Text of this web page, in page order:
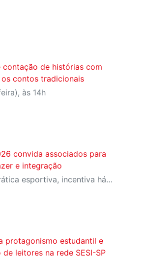
contação de histórias com
contos tradicionais
às 14h
convida associados para
e integração
Evento promove a prática esportiva, incentiva hábitos saudáveis e fortalece a convivência entre os associados do Sesi-SP em um ambiente de diversão e espírito esportivo
protagonismo estudantil e
leitores na rede SESI-SP